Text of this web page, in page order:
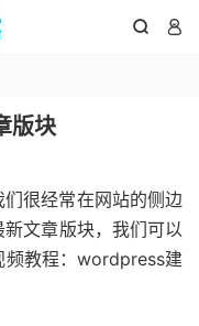
 
版块
很经常在网站的侧边
文章版块，我们可以
频教程：wordpress建